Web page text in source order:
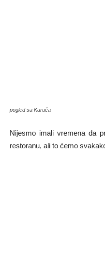
pogled sa Karuča
Nijesmo imali vremena da
restoranu, ali to ćemo